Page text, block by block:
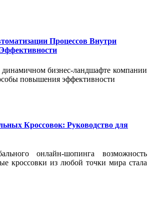
Процессов Внутри
бизнес-ландшафте компании
повышения эффективности
Кроссовок: Руководство для
онлайн-шопинга возможность
кроссовки из любой точки мира стала